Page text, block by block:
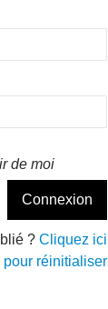
de moi
? Cliquez ici
pour réinitialiser